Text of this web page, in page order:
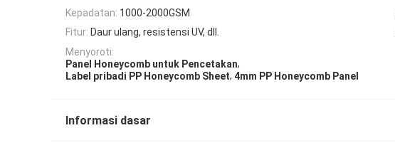
Kepadatan: 1000-2000GSM
Fitur: Daur ulang, resistensi UV, dll.
Menyoroti:
Panel Honeycomb untuk Pencetakan,
Label pribadi PP Honeycomb Sheet, 4mm PP Honeycomb Panel
Informasi dasar